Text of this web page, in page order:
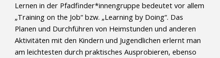
Lernen in der Pfadfinder*innengruppe bedeutet vor allem
„Training on the Job“ bzw. „Learning by Doing“. Das
Planen und Durchführen von Heimstunden und anderen
Aktivitäten mit den Kindern und Jugendlichen erlernt man
am leichtesten durch praktisches Ausprobieren, ebenso